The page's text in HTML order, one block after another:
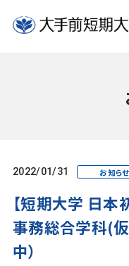
2022/01/31 お知らせ
【短期大学 日
事務総合学科(仮
中）